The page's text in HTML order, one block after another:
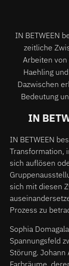
IN BETWEEN
zeitliche
Arbeiten von
Haehling
Dazwischen
Bedeutung
IN
IN BETWEEN
Transformation,
sich auflösen
sich mit diesen
Prozess zu
Sophia
Spannungsfeld
Störung.
Farbräume,